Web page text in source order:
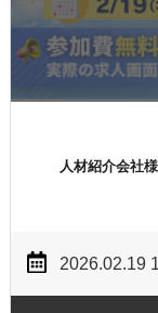
人材紹介会社
2026.02.19